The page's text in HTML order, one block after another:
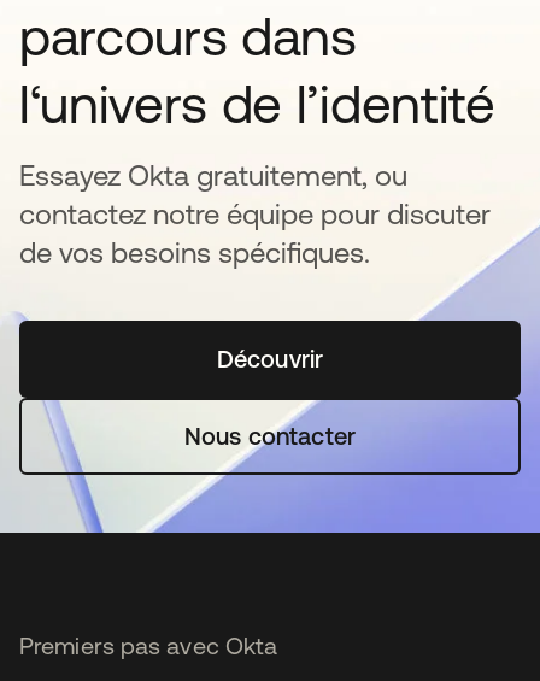
parcours dans
l‘univers de l’identité
Essayez Okta gratuitement, ou
contactez notre équipe pour discuter
de vos besoins spécifiques.
Découvrirs’ouvre dans un nouvel
Nous contacter
Premiers pas avec Okta